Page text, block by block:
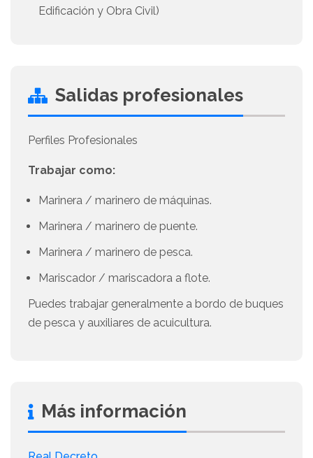
Edificación y Obra Civil)
Salidas profesionales
Perfiles Profesionales
Trabajar como:
Marinera / marinero de máquinas.
Marinera / marinero de puente.
Marinera / marinero de pesca.
Mariscador / mariscadora a flote.
Puedes trabajar generalmente a bordo de buques
de pesca y auxiliares de acuicultura.
Más información